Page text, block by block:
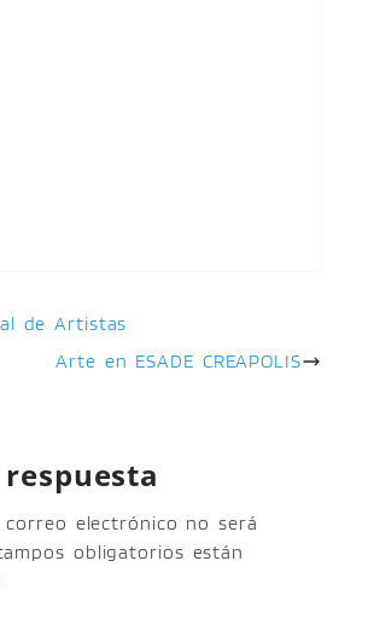
de Artistas
Arte en ESADE CREAPOLIS
electrónico no será
obligatorios están